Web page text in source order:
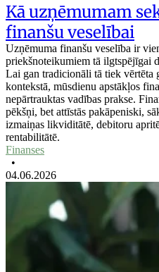
Kā uzņēmumam
finanšu veselībai
Uzņēmuma finanšu veselība ir
priekšnoteikumiem tā ilgtspējīgai
Lai gan tradicionāli tā tiek vērtēta
kontekstā, mūsdienu apstākļos
nepārtrauktas vadības prakse.
pēkšņi, bet attīstās pakāpeniski,
izmaiņas likviditātē, debitoru
rentabilitātē.
Finanses
•
04.06.2026